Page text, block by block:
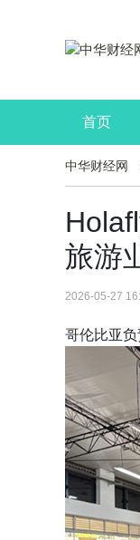
首页
公司
中华财经网
旅游
2026-05-27
哥伦比亚